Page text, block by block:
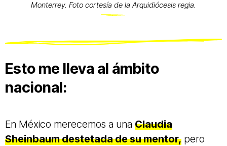
Monterrey. Foto cortesía de la Arquidiócesis regia.
Esto me lleva al ámbito
nacional:
En México merecemos a una Claudia
Sheinbaum destetada de su mentor, pero